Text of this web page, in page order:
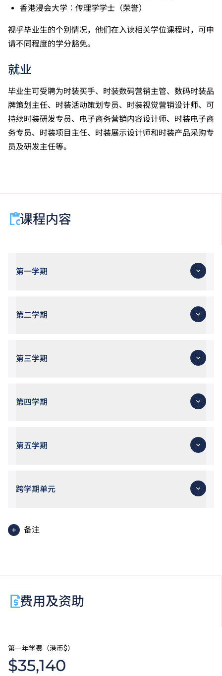
香港浸会大学︰传理学学士（荣誉）
视乎毕业生的个别情况，他们在入读相关学位课程时，可申
请不同程度的学分豁免。
就业
毕业生可受聘为时装买手、时装数码营销主管、数码时装品
牌策划主任、时装活动策划专员、时装视觉营销设计师、可
持续时装研发专员、电子商务营销内容设计师、时装电子商
务专员、时装项目主任、时装展示设计师和时装产品采购专
员及研发主任等。
课程内容
第一学期
第二学期
第三学期
第四学期
第五学期
跨学期单元
备注
费用及资助
第一年学费（港币$）
$35,140